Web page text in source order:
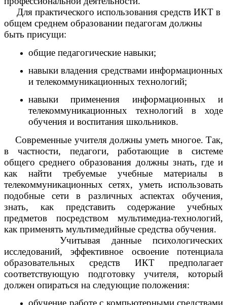
Для практического использования средств ИКТ в
общем среднем образовании педагогам должны
быть присущи:
общие педагогические навыки;
навыки владения средствами информационных
и телекоммуникационных технологий;
навыки применения информационных и
телекоммуникационных технологий в ходе
обучения и воспитания школьников.
Современные учителя должны уметь многое. Так,
в частности, педагоги, работающие в системе
общего среднего образования должны знать, где и
как найти требуемые учебные материалы в
телекоммуникационных сетях, уметь использовать
подобные сети в различных аспектах обучения,
знать, как представить содержание учебных
предметов посредством мультимедиа-технологий,
как применять мультимедийные средства обучения.
Учитывая данные психологических
исследований, эффективное освоение потенциала
образовательных средств ИКТ предполагает
соответствующую подготовку учителя, который
должен опираться на следующие положения:
обучение работе с компьютерными средствами